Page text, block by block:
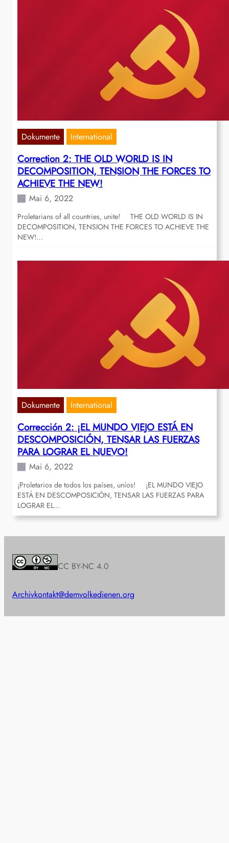
Dokumente International
Correction 2: THE OLD WORLD IS IN
DECOMPOSITION, TENSION THE FORCES TO
ACHIEVE THE NEW!
Mai 6, 2022
Proletarians of all countries, unite! THE OLD WORLD IS IN
DECOMPOSITION, TENSION THE FORCES TO ACHIEVE THE
NEW!…
Dokumente International
Corrección 2: ¡EL MUNDO VIEJO ESTÁ EN
DESCOMPOSICIÓN, TENSAR LAS FUERZAS
PARA LOGRAR EL NUEVO!
Mai 6, 2022
¡Proletarios de todos los países, uníos! ¡EL MUNDO VIEJO
ESTÁ EN DESCOMPOSICIÓN, TENSAR LAS FUERZAS PARA
LOGRAR EL…
CC BY-NC 4.0
Archivkontakt@demvolkedienen.org